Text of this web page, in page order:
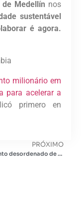
Medellín nos
sustentável
é agora.
milionário em
para acelerar a
primero en
PRÓXIMO
Crescimento desordenado de data centers pode reduzir participação de renováveis em redes europeias